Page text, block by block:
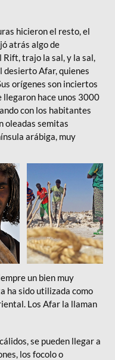
hicieron el resto, el
atrás algo de
Rift, trajo la sal, y la sal,
desierto Afar, quienes
orígenes son inciertos
llegaron hace unos 3000
con los habitantes
oleadas semitas
arábiga, muy
un bien muy
ha sido utilizada como
Los Afar la llaman
se pueden llegar a
los focolo o